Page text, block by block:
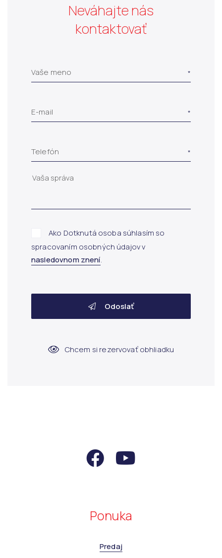
Neváhajte nás
kontaktovať
Vaše meno
E-mail
Telefón
Ako Dotknutá osoba súhlasím so
spracovaním osobných údajov v
nasledovnom znení.
Odoslať
Chcem si rezervovať obhliadku
Ponuka
Predaj